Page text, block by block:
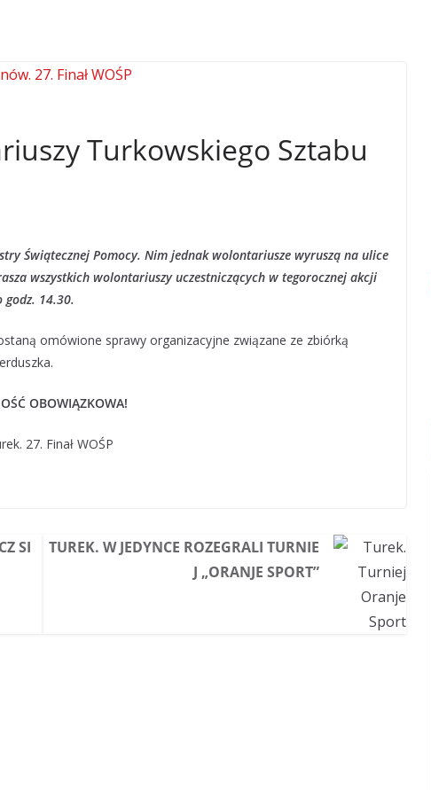
Turkowskiego Sztabu
Świątecznej Pomocy. Nim jednak wolontariusze wyruszą na ulice
wszystkich wolontariuszy uczestniczących w tegorocznej akcji
godz. 14.30.
omówione sprawy organizacyjne związane ze zbiórką
OBOWIĄZKOWA!
SI
TUREK. W JEDYNCE ROZEGRALI TURNIE
J „ORANJE SPORT”